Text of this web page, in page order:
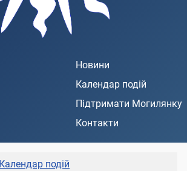
Новини
Календар подій
Підтримати Могилянку
Контакти
Календар подій